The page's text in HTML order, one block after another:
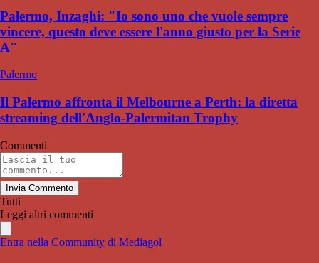
Palermo, Inzaghi: "Io sono uno che vuole sempre
vincere, questo deve essere l'anno giusto per la Serie
A"
Palermo
Il Palermo affronta il Melbourne a Perth: la diretta
streaming dell'Anglo-Palermitan Trophy
Commenti
Invia Commento
Tutti
Leggi altri commenti
Entra nella Community di Mediagol